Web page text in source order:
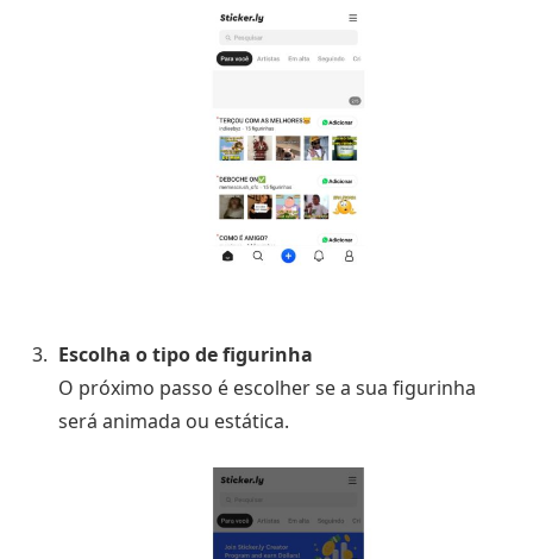
Escolha o tipo de figurinha
O próximo passo é escolher se a sua figurinha
será animada ou estática.